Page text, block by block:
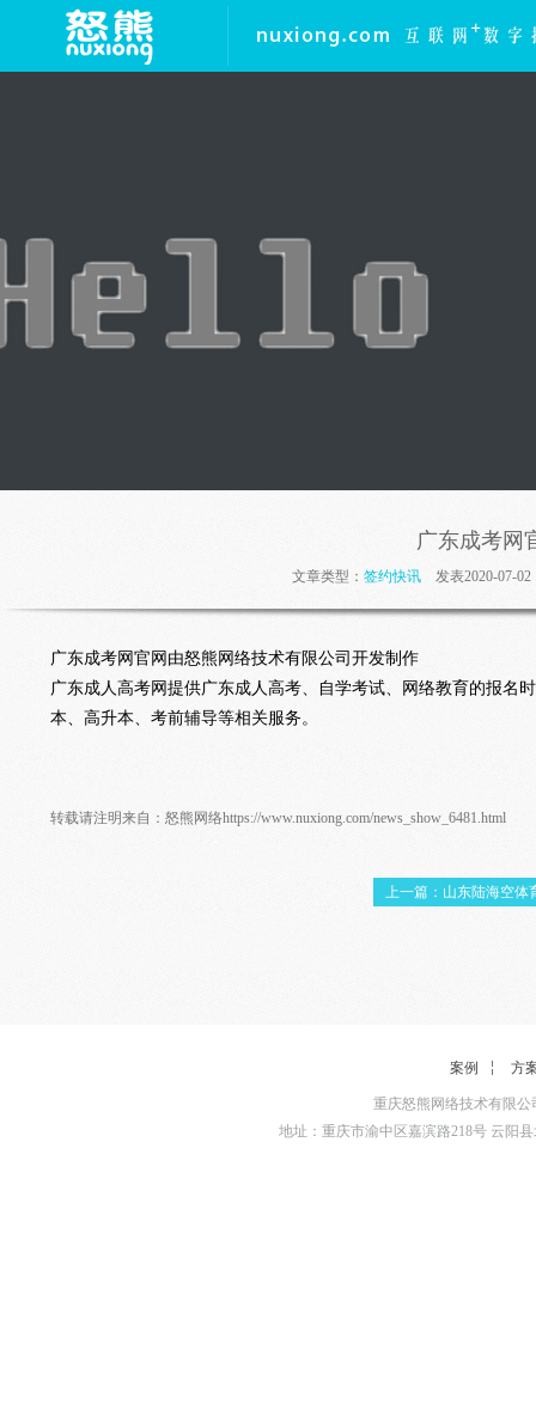
广东成考网
文章类型： 签约快讯 发表2020-07-
广东成考网官网由怒熊网络技术有限公司开发制作
广东成人高考网提供广东成人高考、自学考试、网络教育的报名
本、高升本、考前辅导等相关服务。
转载请注明来自： 怒熊网络https://www.nuxiong.com/news_show_6481.html
上一篇：山东陆海空体
案例 方
重庆怒熊网络技术有限
地址：重庆市渝中区嘉滨路218号 云阳